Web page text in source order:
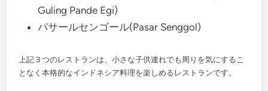
Guling Pande Egi)
パサールセンゴール(Pasar Senggol)
上記３つのレストランは、小さな子供連れでも周りを気にするこ
となく本格的なインドネシア料理を楽しめるレストランです。